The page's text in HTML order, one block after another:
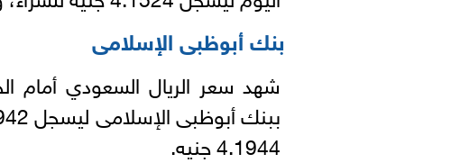
بنك أبوظبى الإسلامى
شهد سعر الريال السعودي أمام
4.1944 جنيه.